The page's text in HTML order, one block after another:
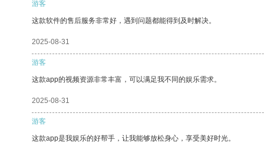
游客
这款软件的售后服务非常好，遇到问题都能得到及时解决。
2025-08-31
游客
这款app的视频资源非常丰富，可以满足我不同的娱乐需求。
2025-08-31
游客
这款app是我娱乐的好帮手，让我能够放松身心，享受美好时光。